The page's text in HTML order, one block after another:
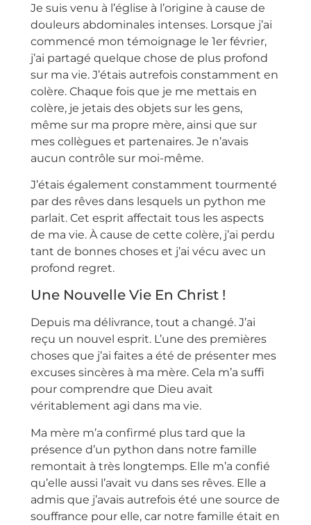
Je suis venu à l’église à l’origine à cause de
douleurs abdominales intenses. Lorsque j’ai
commencé mon témoignage le 1er février,
j’ai partagé quelque chose de plus profond
sur ma vie. J’étais autrefois constamment en
colère. Chaque fois que je me mettais en
colère, je jetais des objets sur les gens,
même sur ma propre mère, ainsi que sur
mes collègues et partenaires. Je n’avais
aucun contrôle sur moi-même.
J’étais également constamment tourmenté
par des rêves dans lesquels un python me
parlait. Cet esprit affectait tous les aspects
de ma vie. À cause de cette colère, j’ai perdu
tant de bonnes choses et j’ai vécu avec un
profond regret.
Une Nouvelle Vie En Christ !
Depuis ma délivrance, tout a changé. J’ai
reçu un nouvel esprit. L’une des premières
choses que j’ai faites a été de présenter mes
excuses sincères à ma mère. Cela m’a suffi
pour comprendre que Dieu avait
véritablement agi dans ma vie.
Ma mère m’a confirmé plus tard que la
présence d’un python dans notre famille
remontait à très longtemps. Elle m’a confié
qu’elle aussi l’avait vu dans ses rêves. Elle a
admis que j’avais autrefois été une source de
souffrance pour elle, car notre famille était en